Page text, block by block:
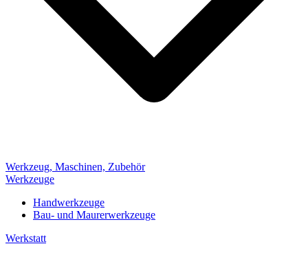
Werkzeug, Maschinen, Zubehör
Werkzeuge
Handwerkzeuge
Bau- und Maurerwerkzeuge
Werkstatt